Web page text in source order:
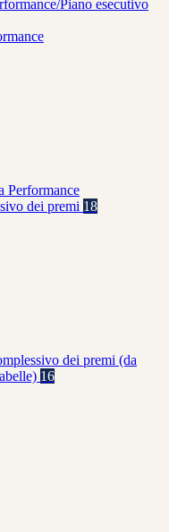
Piano esecutivo
Performance
dei premi 18
dei premi (da
16